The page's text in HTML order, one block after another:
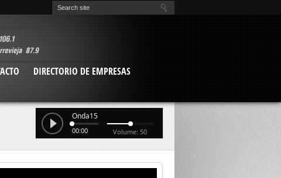
DIRECTORIO DE EMPRESAS
Onda15
00:00 Volume: 50